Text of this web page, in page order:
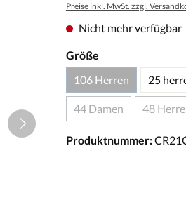
Preise inkl. MwSt. zzgl.
Nicht mehr verfügbar
Größe
106 Herren
25
44 Damen 48
Produktnummer: